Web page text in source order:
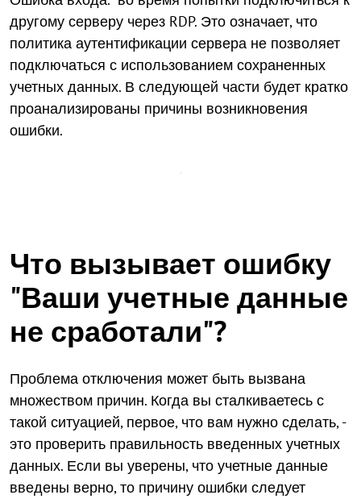
другому серверу через RDP. Это означает, что
политика аутентификации сервера не позволяет
подключаться с использованием сохраненных
учетных данных. В следующей части будет кратко
проанализированы причины возникновения
ошибки.
Что вызывает ошибку
"Ваши учетные данные
не сработали"?
Проблема отключения может быть вызвана
множеством причин. Когда вы сталкиваетесь с
такой ситуацией, первое, что вам нужно сделать, -
это проверить правильность введенных учетных
данных. Если вы уверены, что учетные данные
введены верно, то причину ошибки следует